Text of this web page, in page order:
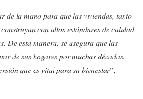
de la mano para que las viviendas, tanto
con altos estándares de calidad
De esta manera, se asegura que las
de sus hogares por muchas décadas,
que es vital para su bienestar”,